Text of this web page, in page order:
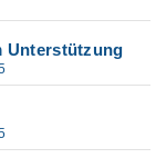
Unterstützung